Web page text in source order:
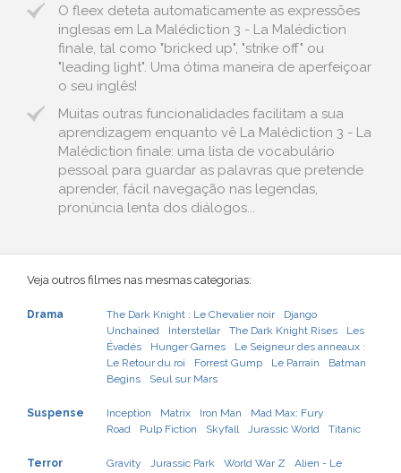
O fleex deteta automaticamente as expressões
inglesas em La Malédiction 3 - La Malédiction
finale, tal como "bricked up", "strike off" ou
"leading light". Uma ótima maneira de aperfeiçoar
o seu inglês!
Muitas outras funcionalidades facilitam a sua
aprendizagem enquanto vê La Malédiction 3 - La
Malédiction finale: uma lista de vocabulário
pessoal para guardar as palavras que pretende
aprender, fácil navegação nas legendas,
pronúncia lenta dos diálogos...
Veja outros filmes nas mesmas categorias:
Drama The Dark Knight : Le Chevalier noir
Django
Unchained
Interstellar The Dark Knight Rises
Les
Évadés
Hunger Games
Le Seigneur des anneaux :
Le Retour du roi
Forrest Gump Le Parrain
Batman
Begins
Seul sur Mars
Suspense Inception Matrix Iron Man
Mad Max: Fury
Road
Pulp Fiction Skyfall Jurassic World Titanic
Terror Gravity Jurassic Park World War Z Alien - Le